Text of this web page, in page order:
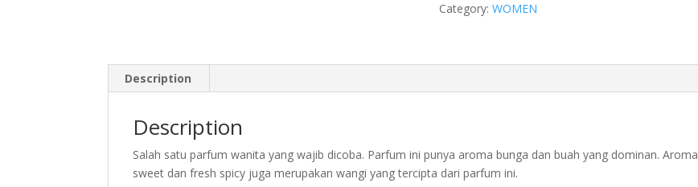
Category:WOMEN
Description
Description
Salah satu parfum wanita yang wajib dicoba. Parfum ini punya aroma bunga dan buah yang dominan. Aroma
sweet dan fresh spicy juga merupakan wangi yang tercipta dari parfum ini.